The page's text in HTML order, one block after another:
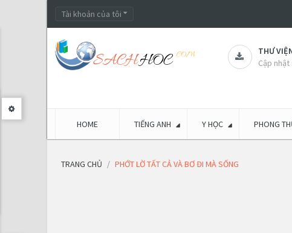
Tài khoản của tôi
THƯ
Cập
HOME TIẾNG ANH Y HỌC PHONG
TRANG CHỦ PHỚT LỜ TẤT CẢ VÀ BƠ ĐI MÀ SỐNG